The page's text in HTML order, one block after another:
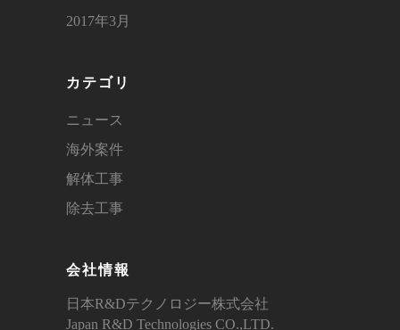
2017年3月
カテゴリ
ニュース
海外案件
解体工事
除去工事
会社情報
日本R&Dテクノロジー株式会社
Japan R&D Technologies CO.,LTD.